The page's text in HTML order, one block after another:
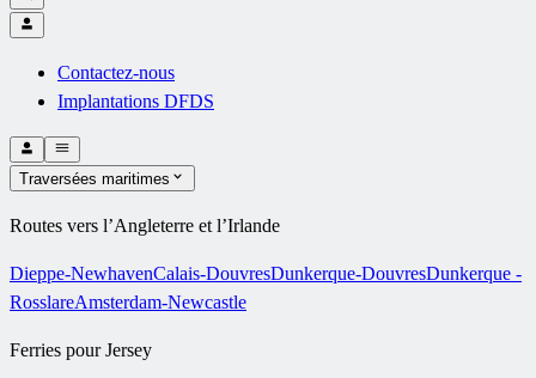
Contactez-nous
Implantations DFDS
Traversées maritimes
Routes vers l’Angleterre et l’Irlande
Dieppe-NewhavenCalais-DouvresDunkerque-DouvresDunkerque -
RosslareAmsterdam-Newcastle
Ferries pour Jersey